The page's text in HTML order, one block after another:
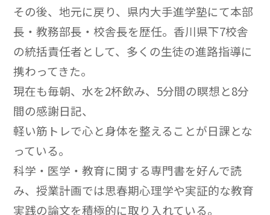
その後、地元に戻り、県内大手進学塾にて本部
長・教務部長・校舎長を歴任。香川県下7校舎
の統括責任者として、多くの生徒の進路指導に
携わってきた。
現在も毎朝、水を2杯飲み、5分間の瞑想と8分
間の感謝日記、
軽い筋トレで心と身体を整えることが日課とな
っている。
科学・医学・教育に関する専門書を好んで読
み、授業計画では思春期心理学や実証的な教育
実践の論文を積極的に取り入れている。